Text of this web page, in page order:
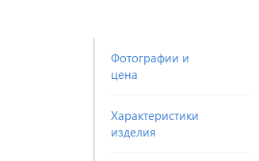
Фотографии и
цена
Характеристики
изделия